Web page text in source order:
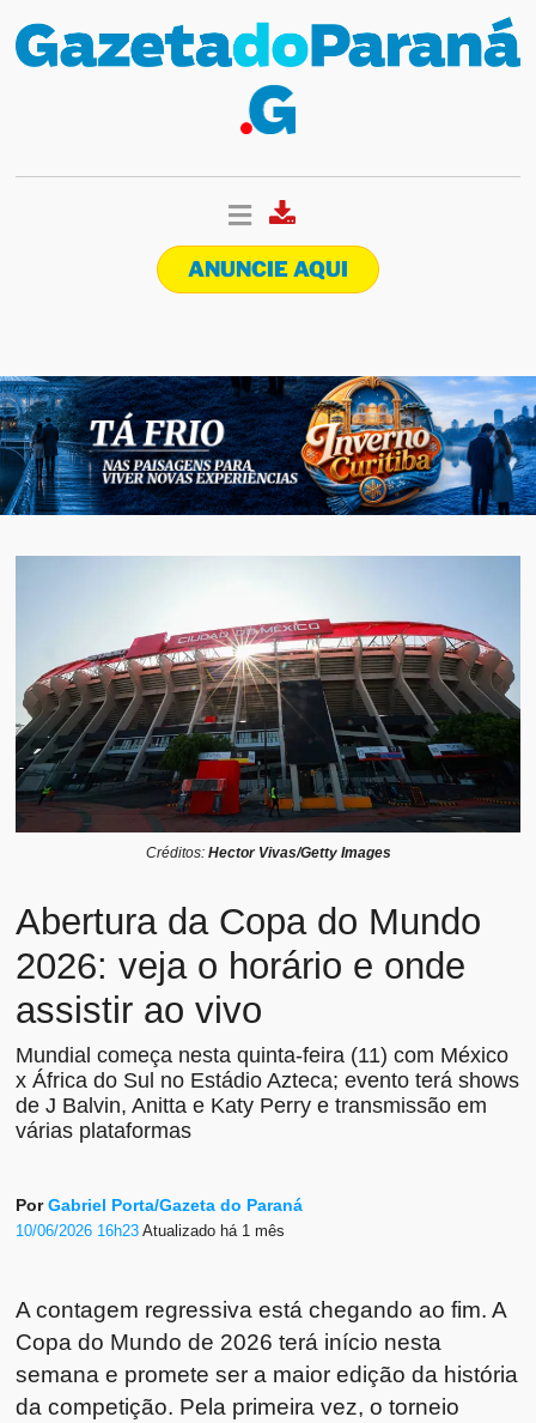
ANUNCIE AQUI
Créditos: Hector Vivas/Getty Images
Abertura da Copa do Mundo
2026: veja o horário e onde
assistir ao vivo
Mundial começa nesta quinta-feira (11) com México
x África do Sul no Estádio Azteca; evento terá shows
de J Balvin, Anitta e Katy Perry e transmissão em
várias plataformas
PorGabriel Porta/Gazeta do Paraná
10/06/2026 16h23Atualizado há 1 mês
A contagem regressiva está chegando ao fim. A
Copa do Mundo de 2026 terá início nesta
semana e promete ser a maior edição da história
da competição. Pela primeira vez, o torneio